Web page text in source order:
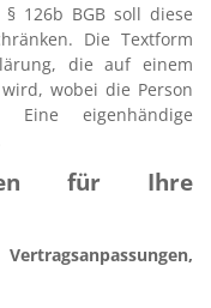
126b BGB soll diese
Die Textform
die auf einem
wobei die Person
eigenhändige
für Ihre